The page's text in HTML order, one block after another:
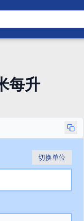
每升
切换单位